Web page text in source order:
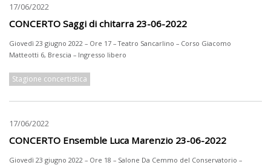
17/06/2022
CONCERTO Saggi di chitarra 23-06-2022
Giovedì 23 giugno 2022 – Ore 17 – Teatro Sancarlino – Corso Giacomo
Matteotti 6, Brescia – Ingresso libero
Stagione concertistica
17/06/2022
CONCERTO Ensemble Luca Marenzio 23-06-2022
Giovedì 23 giugno 2022 – Ore 18 – Salone Da Cemmo del Conservatorio –